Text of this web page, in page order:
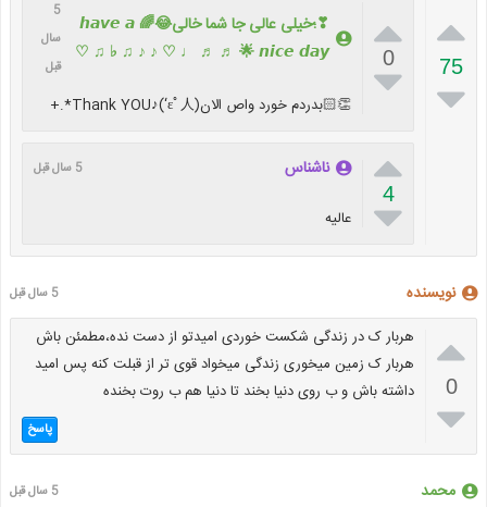

75


0

❣؛خیلی عالی جا شما خالی😂🌈 𝙝𝙖𝙫𝙚 𝙖
𝙣𝙞𝙘𝙚 𝙙𝙖𝙮 🌟 ♬ ♬ ♩ ♡ ♪ ♪ ♫ ♭ ♫ ♡
5
سال
قبل
👏🏻بدردم خورد واص الانThank YOU♪(‘εﾟ人)*.+

4

ناشناس 5 سال قبل
عالیه
نویسنده 5 سال قبل

0

هربار ک در زندگی شکست خوردی امیدتو از دست نده،مطمئن باش
هربار ک زمین میخوری زندگی میخواد قوی تر از قبلت کنه پس امید
داشته باش و ب روی دنیا بخند تا دنیا هم ب روت بخنده
پاسخ
محمد 5 سال قبل